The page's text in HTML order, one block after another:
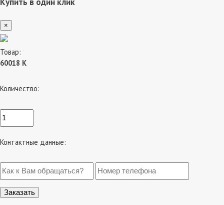
×
Товар:
60018 К
Количество:
Контактные данные: